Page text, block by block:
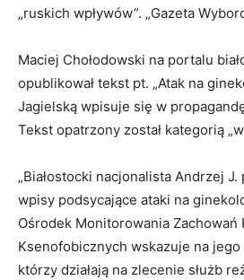
„ruskich wpływów”. „Gazeta
Maciej Chołodowski na portalu
opublikował tekst pt. „Atak na
Jagielską wpisuje się w
Tekst opatrzony został kategorią
„Białostocki nacjonalista Andrzej
wpisy podsycające ataki na
Ośrodek Monitorowania Zachowań
Ksenofobicznych wskazuje na
którzy działają na zlecenie służb